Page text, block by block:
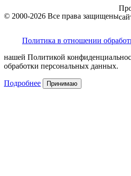
© 2000-2026 Все права защищены
Политика в отношении
нашей Политикой
обработки персональных данных.
Подробнее Принимаю